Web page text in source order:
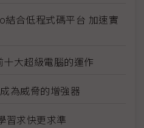
合低程式碼平台 加速實
大超級電腦的運作
為威脅的增強器
習求快更求準